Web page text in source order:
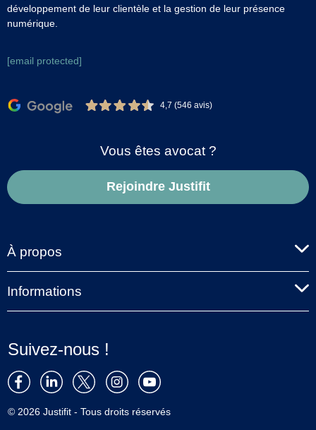
développement de leur clientèle et la gestion de leur présence
numérique.
[email protected]
4,7 (546 avis)
Vous êtes avocat ?
Rejoindre Justifit
À propos
Informations
Suivez-nous !
© 2026 Justifit - Tous droits réservés